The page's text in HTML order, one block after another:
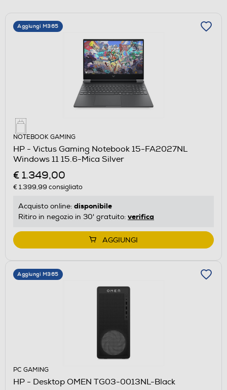
Aggiungi M365
NOTEBOOK GAMING
HP - Victus Gaming Notebook 15-FA2027NL
Windows 11 15.6-Mica Silver
€ 1.349,00
€ 1.399,99 consigliato
Acquisto online: disponibile
Ritiro in negozio in 30' gratuito: verifica
AGGIUNGI
Aggiungi M365
PC GAMING
HP - Desktop OMEN TG03-0013NL-Black